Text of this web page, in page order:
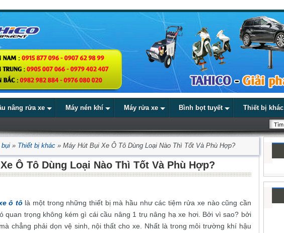
nâng rửa xe Máy nén khí Máy rửa xe Bình bọt tuyết Thiết bị khác
bụi » Thiết bị khác » Máy Hút Bụi Xe Ô Tô Dùng Loại Nào Thì Tốt Và Phù Hợp?
Ô Tô Dùng Loại Nào Thì Tốt Và Phù Hợp?
ô tô là một trong những thiết bị mà hầu như các tiệm rửa xe nào cũng cần
quan trọng không kém gì cái cầu nâng 1 trụ nâng hạ xe hơi. Bởi vì sao? bởi
chẳng phải dọn vệ sinh, nội thất cho xe. Nhất là trong môi trường khí hậu